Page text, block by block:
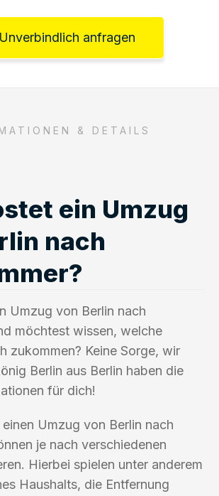
anfragen
& DETAILS
ein Umzug
nach
Umzug von Berlin nach
möchtest wissen, welche
zukommen? Keine Sorge, wir
Berlin aus Berlin haben die
für dich!
Umzug von Berlin nach
je nach verschiedenen
Hierbei spielen unter anderem
Haushalts, die Entfernung